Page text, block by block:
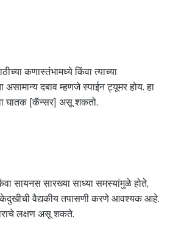
कणास्तंभामध्ये किंवा त्याच्या
असामान्य दबाव म्हणजे स्पाईन ट्यूमर होय. हा
घातक [कॅन्सर] असू शकतो.
सायनस सारख्या साध्या समस्यांमुळे होते,
वैद्यकीय तपासणी करणे आवश्यक आहे.
लक्षण असू शकते.